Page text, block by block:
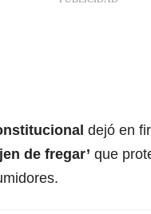
dejó en
de fregar’ que